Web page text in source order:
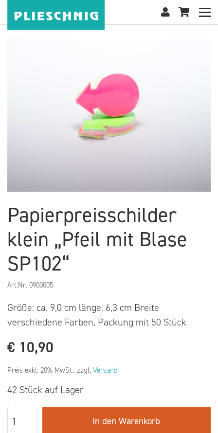
Papierpreisschilder
klein „Pfeil mit Blase
SP102“
Art.Nr. 0900005
Größe: ca. 9,0 cm länge, 6,3 cm Breite
verschiedene Farben, Packung mit 50 Stück
€ 10,90
Preis exkl. 20% MwSt., zzgl. Versand
42 Stück auf Lager
In den Warenkorb